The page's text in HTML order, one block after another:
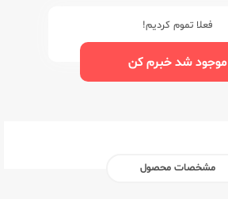
فعلا تموم کردیم!
موجود شد خبرم کن
مشخصات محصول